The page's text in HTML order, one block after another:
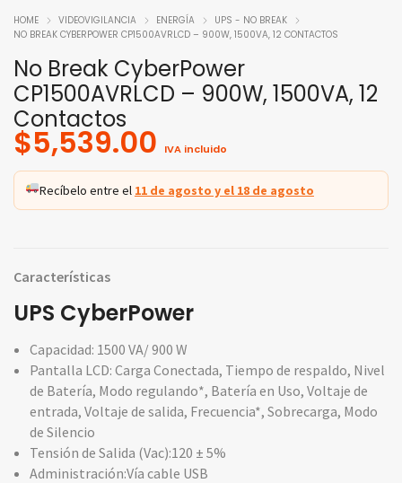
HOME VIDEOVIGILANCIA ENERGÍA
UPS - NO BREAK
NO BREAK CYBERPOWER CP1500AVRLCD – 900W, 1500VA, 12 CONTACTOS
No Break CyberPower
CP1500AVRLCD – 900W, 1500VA, 12
Contactos
$5,539.00 IVA incluido
Recíbelo entre el 11 de agosto y el 18 de agosto
Características
UPS CyberPower
Capacidad: 1500 VA/ 900 W
Pantalla LCD: Carga Conectada, Tiempo de respaldo, Nivel
de Batería, Modo regulando*, Batería en Uso, Voltaje de
entrada, Voltaje de salida, Frecuencia*, Sobrecarga, Modo
de Silencio
Tensión de Salida (Vac):120 ± 5%
Administración:Vía cable USB